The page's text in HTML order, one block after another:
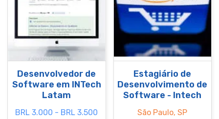
Desenvolvedor de
Software em INTech
Latam
BRL 3.000 - BRL 3.500
Estagiário de
Desenvolvimento de
Software - Intech
São Paulo, SP